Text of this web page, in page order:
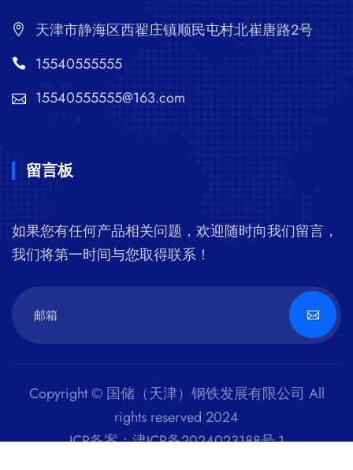
天津市静海区西翟庄镇顺民屯村北崔唐路2号
15540555555
15540555555@163.com
留言板
如果您有任何产品相关问题，欢迎随时向我们留言，
我们将第一时间与您取得联系！
Copyright © 国储（天津）钢铁发展有限公司 All
rights reserved 2024
ICP备案：津ICP备2024023188号-1